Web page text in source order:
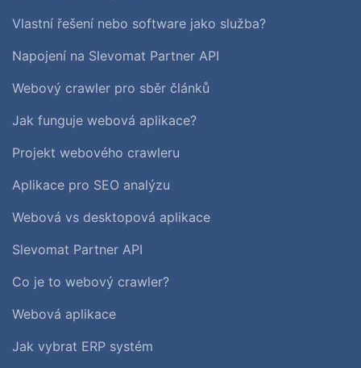
Vlastní řešení nebo software jako služba?
Napojení na Slevomat Partner API
Webový crawler pro sběr článků
Jak funguje webová aplikace?
Projekt webového crawleru
Aplikace pro SEO analýzu
Webová vs desktopová aplikace
Slevomat Partner API
Co je to webový crawler?
Webová aplikace
Jak vybrat ERP systém